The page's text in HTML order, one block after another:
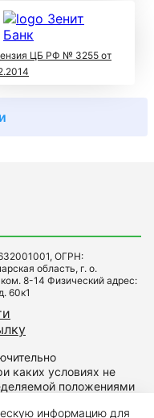
ЦБ РФ № 3255 от
ОГРН:
область, г. о.
ком. 8-14 Физический адрес:
60к1
каких условиях не
положениями
информацию для